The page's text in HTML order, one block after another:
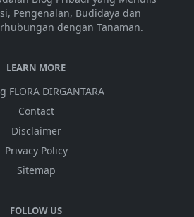
Pengenalan, Budidaya dan
dengan Tanaman.
LEARN MORE
FLORA DIRGANTARA
Contact
Disclaimer
Privacy Policy
Sitemap
FOLLOW US